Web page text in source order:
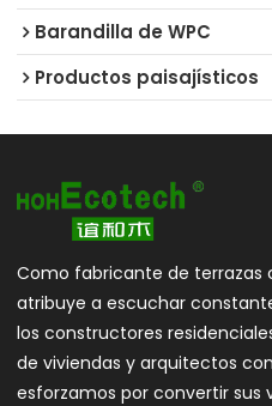
Barandilla de WPC
Productos paisajísticos
Como fabricante de terrazas
atribuye a escuchar
los constructores
de viviendas y arquitectos
esforzamos por convertir sus